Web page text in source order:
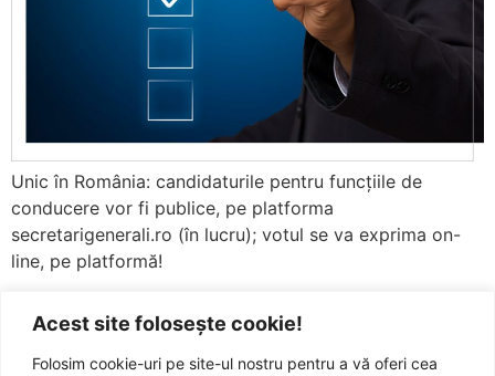
Acest site folosește cookie!
Folosim cookie-uri pe site-ul nostru pentru a vă oferi cea
Unic în România: candidaturile pentru funcțiile de
conducere vor fi publice, pe platforma
secretarigenerali.ro (în lucru); votul se va exprima on-
line, pe platformă!